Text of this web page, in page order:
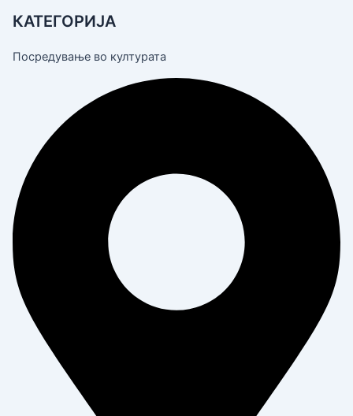
КАТЕГОРИЈА
Посредување во културата